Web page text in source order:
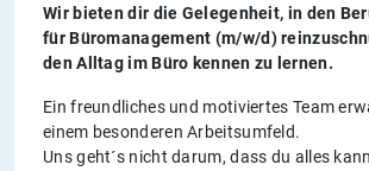
Wir bieten dir die Gelegenheit, in den
für Büromanagement (m/w/d)
den Alltag im Büro kennen zu lernen.
Ein freundliches und motiviertes Team
einem besonderen Arbeitsumfeld.
Uns geht´s nicht darum, dass du alles